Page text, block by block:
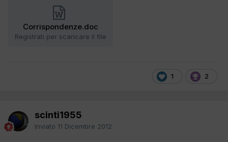
Corrispondenze.doc
Registrati per scaricare il file
1 2
scinti1955
Inviato 11 Dicembre 2012